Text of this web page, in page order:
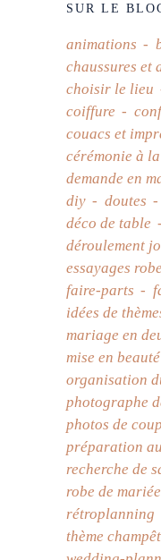
SUR LE
animations
chaussures et
choisir le lieu
coiffure
couacs et
cérémonie à
demande en
diy
doutes
déco de table
déroulement
essayages
faire-parts
idées de
mariage en
mise en beauté
organisation
photographe
photos de
préparation
recherche de
robe de mariée
rétroplanning
thème